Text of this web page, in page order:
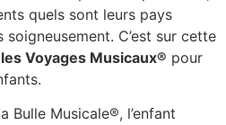
quels sont leurs pays
C’est sur cette
les Voyages Musicaux® pour
Bulle Musicale®, l’enfant